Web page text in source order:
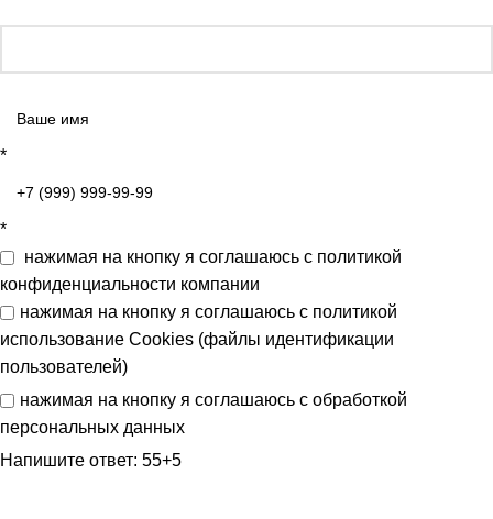
*
*
нажимая на кнопку я соглашаюсь с политикой
конфиденциальности компании
нажимая на кнопку я соглашаюсь с политикой
использование Cookies (файлы идентификации
пользователей)
нажимая на кнопку я соглашаюсь с обработкой
персональных данных
Напишите ответ: 55+5